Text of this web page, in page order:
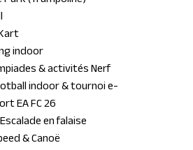
indoor
& activités Nerf
indoor & tournoi e-
EA FC 26
en falaise
& Canoë